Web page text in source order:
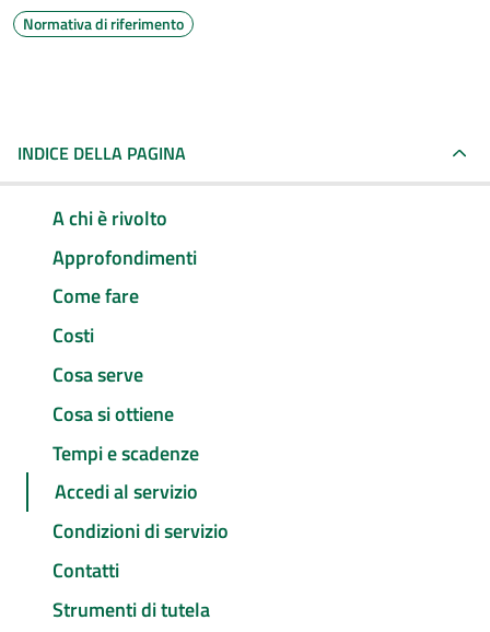
Normativa di riferimento
INDICE DELLA PAGINA
A chi è rivolto
Approfondimenti
Come fare
Costi
Cosa serve
Cosa si ottiene
Tempi e scadenze
Accedi al servizio
Condizioni di servizio
Contatti
Strumenti di tutela